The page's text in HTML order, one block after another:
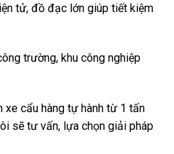
tử, đồ đạc lớn giúp tiết kiệm
trường, khu công nghiệp
cẩu hàng tự hành từ 1 tấn
sẽ tư vấn, lựa chọn giải pháp